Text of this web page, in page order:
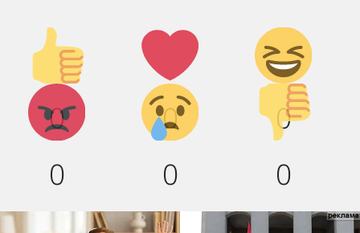
Палец
вверх!
0
Лайк!
0
Дикий
смех!
0
Агрессия!
0
Грусть :
(
0
Палец
вниз!
0